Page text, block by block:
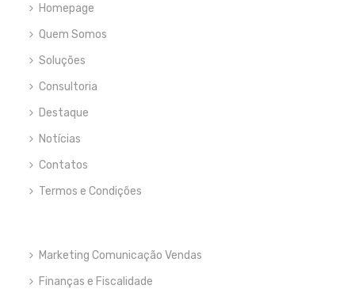
Homepage
Quem Somos
Soluções
Consultoria
Destaque
Notícias
Contatos
Termos e Condições
Marketing Comunicação Vendas
Finanças e Fiscalidade